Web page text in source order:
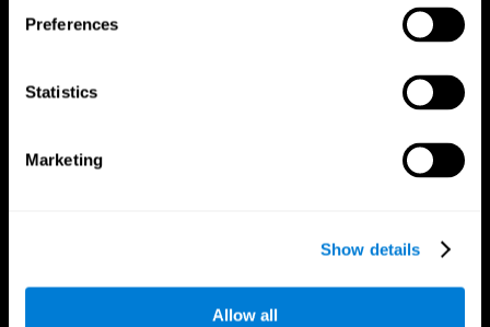
Preferences
Statistics
Marketing
Show details
Allow all